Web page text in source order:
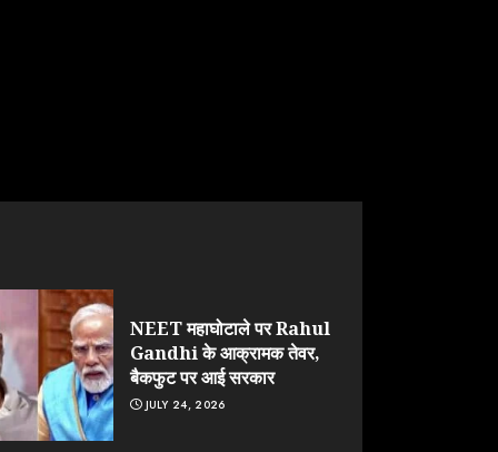
NEET महाघोटाले पर Rahul
Gandhi के आक्रामक तेवर,
बैकफुट पर आई सरकार
JULY 24, 2026